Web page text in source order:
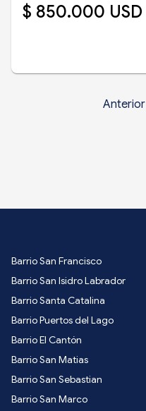
$ 850.000 USD
Anterior
Barrio San Francisco
Barrio San Isidro Labrador
Barrio Santa Catalina
Barrio Puertos del Lago
Barrio El Cantón
Barrio San Matias
Barrio San Sebastian
Barrio San Marco